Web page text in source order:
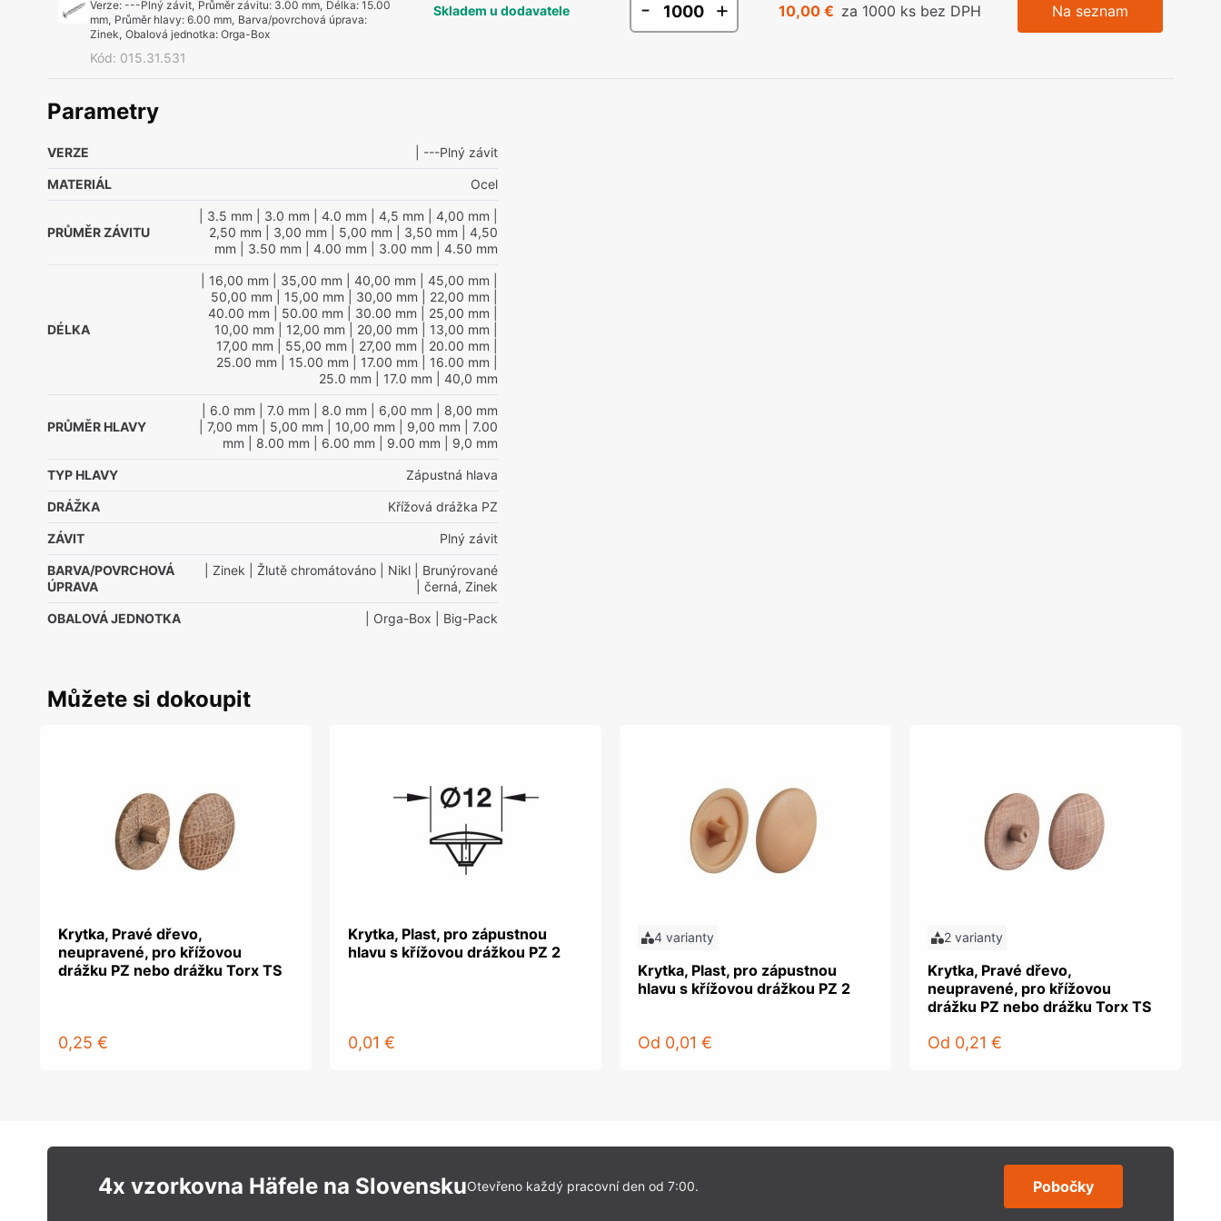
Verze: ---Plný závit, Průměr závitu: 3.00 mm, Délka: 15.00
mm, Průměr hlavy: 6.00 mm, Barva/povrchová úprava:
Zinek, Obalová jednotka: Orga-Box
Kód: 015.31.531
Skladem u dodavatele - + 10,00 € za 1000 ks bez DPH Na seznam
Parametry
VERZE | ---Plný závit
MATERIÁL Ocel
PRŮMĚR ZÁVITU
| 3.5 mm | 3.0 mm | 4.0 mm | 4,5 mm | 4,00 mm
2,50 mm | 3,00 mm | 5,00 mm | 3,50 mm | 4,50
mm | 3.50 mm | 4.00 mm | 3.00 mm | 4.50 mm
DÉLKA
| 16,00 mm | 35,00 mm | 40,00 mm | 45,00 mm
50,00 mm | 15,00 mm | 30,00 mm | 22,00 mm
40.00 mm | 50.00 mm | 30.00 mm | 25,00 mm
10,00 mm | 12,00 mm | 20,00 mm | 13,00 mm
17,00 mm | 55,00 mm | 27,00 mm | 20.00 mm
25.00 mm | 15.00 mm | 17.00 mm | 16.00 mm
25.0 mm | 17.0 mm | 40,0 mm
PRŮMĚR HLAVY
| 6.0 mm | 7.0 mm | 8.0 mm | 6,00 mm | 8,00 mm
| 7,00 mm | 5,00 mm | 10,00 mm | 9,00 mm | 7.00
mm | 8.00 mm | 6.00 mm | 9.00 mm | 9,0 mm
TYP HLAVY Zápustná hlava
DRÁŽKA Křížová drážka PZ
ZÁVIT Plný závit
BARVA/POVRCHOVÁ
ÚPRAVA
| Zinek | Žlutě chromátováno | Nikl | Brunýrované
| černá, Zinek
OBALOVÁ JEDNOTKA | Orga-Box | Big-Pack
Můžete si dokoupit
Krytka, Pravé dřevo,
neupravené, pro křížovou
drážku PZ nebo drážku Torx TS
0,25 €
Krytka, Plast, pro zápustnou
hlavu s křížovou drážkou PZ 2
0,01 €
4 varianty
Krytka, Plast, pro zápustnou
hlavu s křížovou drážkou PZ 2
Od 0,01 €
2 varianty
Krytka, Pravé dřevo,
neupravené, pro křížovou
drážku PZ nebo drážku Torx TS
Od 0,21 €
4x vzorkovna Häfele na SlovenskuOtevřeno každý pracovní den od 7:00. Pobočky